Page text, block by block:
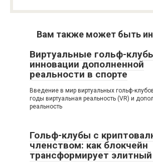
Вам также может быть
Виртуальные гольф-
инновации дополненной
реальности в спорте
Введение в мир виртуальных гольф-
годы виртуальная реальность (VR) и
реальность
Гольф-клубы с
членством: как блокчейн
трансформирует элитный